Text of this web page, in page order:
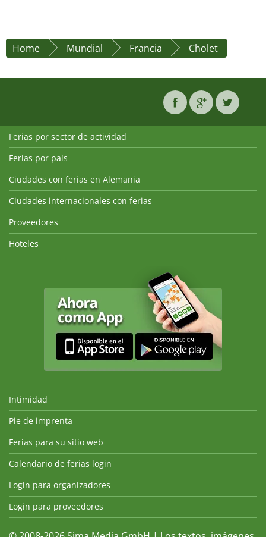
Home Mundial Francia Cholet
Ferias por sector de actividad
Ferias por país
Ciudades con ferias en Alemania
Ciudades internacionales con ferias
Proveedores
Hoteles
Intimidad
Pie de imprenta
Ferias para su sitio web
Calendario de ferias login
Login para organizadores
Login para proveedores